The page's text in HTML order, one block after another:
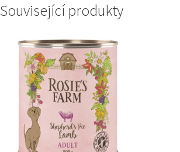
Související produkty